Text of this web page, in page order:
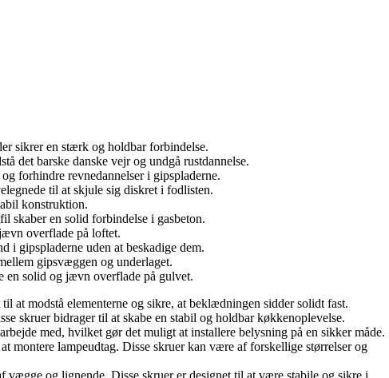
sikrer en stærk og holdbar forbindelse.
det barske danske vejr og undgå rustdannelse.
forhindre revnedannelser i gipspladerne.
til at skjule sig diskret i fodlisten.
konstruktion.
skaber en solid forbindelse i gasbeton.
overflade på loftet.
i gipspladerne uden at beskadige dem.
gipsvæggen og underlaget.
en solid og jævn overflade på gulvet.
at modstå elementerne og sikre, at beklædningen sidder solidt fast.
skruer bidrager til at skabe en stabil og holdbar køkkenoplevelse.
med, hvilket gør det muligt at installere belysning på en sikker måde.
montere lampeudtag. Disse skruer kan være af forskellige størrelser og
vægge og lignende. Disse skruer er designet til at være stabile og sikre i